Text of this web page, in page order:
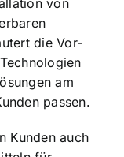
von
die Vor-
am
passen.
Kunden auch